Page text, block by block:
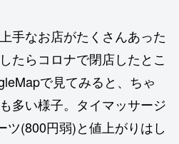
手なお店がたくさんあった
たらコロナで閉店したとこ
で見てみると、ちゃ
多い様子。タイマッサージ
ツ(800円弱)と値上がりはし